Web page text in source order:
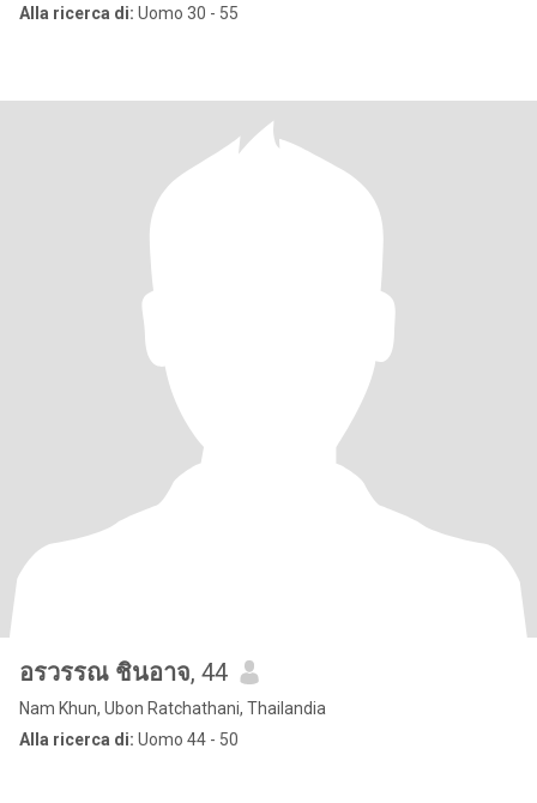
Alla ricerca di: Uomo 30 - 55
อรวรรณ ชินอาจ, 44
Nam Khun, Ubon Ratchathani, Thailandia
Alla ricerca di: Uomo 44 - 50